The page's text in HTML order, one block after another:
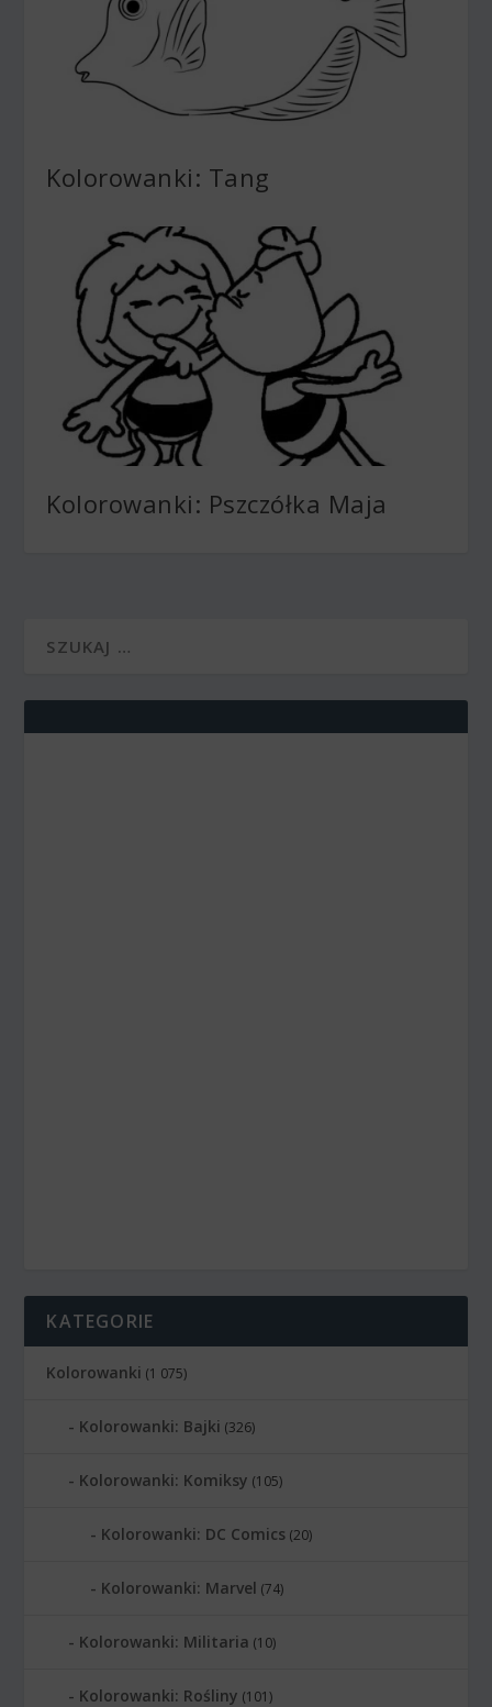
Kolorowanki: Tang
Kolorowanki: Pszczółka Maja
KATEGORIE
Kolorowanki (1 075)
Kolorowanki: Bajki (326)
Kolorowanki: Komiksy (105)
Kolorowanki: DC Comics (20)
Kolorowanki: Marvel (74)
Kolorowanki: Militaria (10)
Kolorowanki: Rośliny (101)